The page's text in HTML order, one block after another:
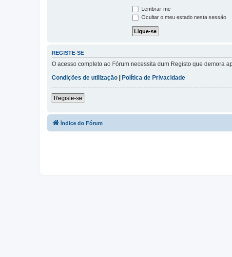
Lembrar-me
Ocultar o meu estado nesta sessão
REGISTE-SE
O acesso completo ao Fórum necessita dum Registo que demora
Condições de utilização
Política de Privacidade
Registe-se
Índice do Fórum